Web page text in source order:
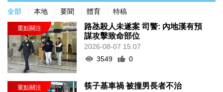
全部 本地 要聞 體育 特稿
路氹殺人未遂案 司警: 內地漢有預
謀攻擊致命部位
2026-08-07 15:07
3549
0
筷子基車禍 被撞男長者不治